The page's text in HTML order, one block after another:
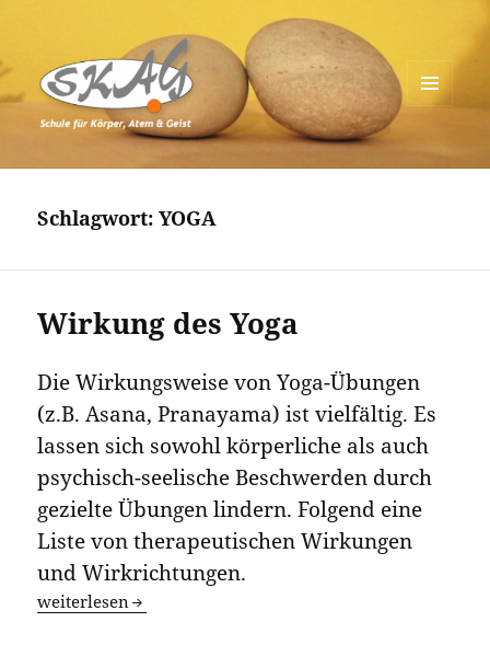
Schule für Körper, Atem & Geist
Schlagwort:YOGA
Wirkung des Yoga
Die Wirkungsweise von Yoga-Übungen
(z.B. Asana, Pranayama) ist vielfältig. Es
lassen sich sowohl körperliche als auch
psychisch-seelische Beschwerden durch
gezielte Übungen lindern. Folgend eine
Liste von therapeutischen Wirkungen
und Wirkrichtungen.
Wirkung des Yoga
weiterlesen